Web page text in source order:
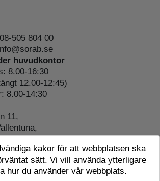
505 804 00
huvudkontor
8.00-16:30
12.00-12:45)
8.00-14:30
11,
4022
information
kakor för att webbplatsen ska
sätt. Vi vill använda ytterligare
hur du använder vår webbplats.